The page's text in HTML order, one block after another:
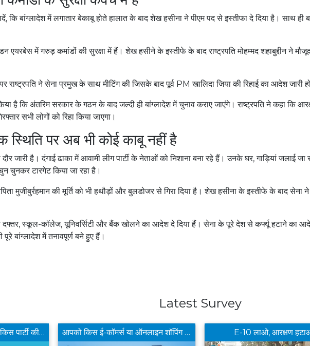
कि बांग्लादेश में लगातार बेकाबू होते हालात के बाद शेख हसीना ने पीएम पद से इस्तीफा दे दिया है। साथ ही
एयरबेस में गरुड़ कमांडों की सुरक्षा में हैं। शेख हसीने के इस्तीफे के बाद राष्ट्रपति मोहम्मद शहाबुद्दीन ने
राष्ट्रपति ने सेना प्रमुख के साथ मीटिंग की जिसके बाद पूर्व PM खालिदा जिया की रिहाई का आदेश जारी
है कि अंतरिम सरकार के गठन के बाद जल्दी ही बांग्लादेश में चुनाव कराए जाएंगे। राष्ट्रपति ने कहा कि
सभी लोगों को रिहा किया जाएगा।
स्थिति पर अब भी कोई काबू नहीं है
जारी है। दंगाई ढाका में आवामी लीग पार्टी के नेताओं को निशाना बना रहे हैं। उनके घर, गाड़ियां जलाई जा
चुनकर टारगेट किया जा रहा है।
मुजीबुर्रहमान की मूर्ति को भी हथौड़ों और बुलडोजर से गिरा दिया है। शेख हसीना के इस्तीफे के बाद सेना
स्कूल-कॉलेज, यूनिवर्सिटी और बैंक खोलने का आदेश दे दिया हैं। सेना के पूरे देश से कर्फ्यू हटाने का
पूरे बांग्लादेश में तनावपूर्ण बने हुए हैं।
Latest Survey
अगर यूपी में आज चुनाव हो तो किस पार्टी की सरकार बनेगी ? आपको किस ई-कॉमर्स या ऑनलाइन शॉपिंग ऐप से खरीददारी करना सबसे फायदेमंद लगता है ? E-10 लाओ, आरक्षण